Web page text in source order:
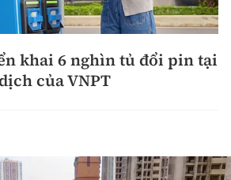
khai 6 nghìn tủ đổi pin tại
của VNPT